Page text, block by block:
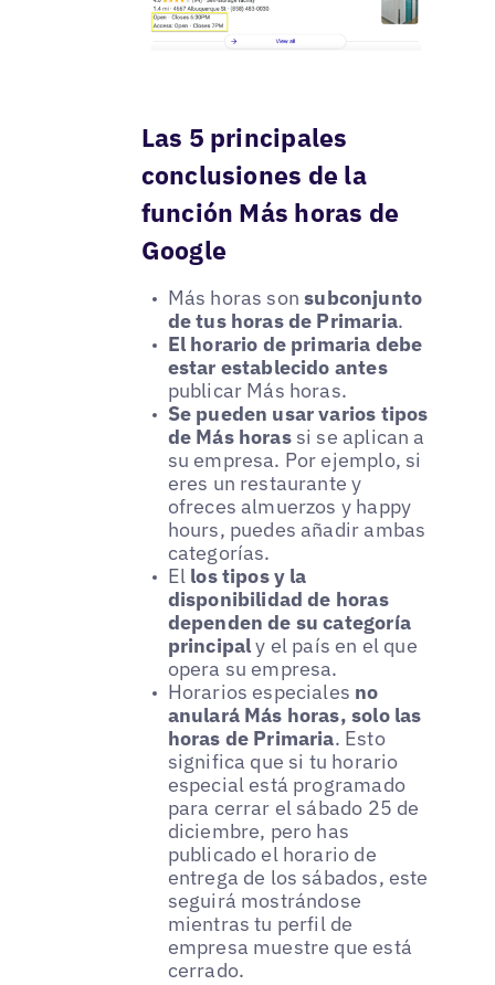
Las 5 principales
conclusiones de la
función Más horas de
Google
Más horas sonsubconjunto
de tus horas de Primaria.
El horario de primaria debe
estar establecido antes
publicar Más horas.
Se pueden usar varios tipos
de Más horas si se aplican a
su empresa. Por ejemplo, si
eres un restaurante y
ofreces almuerzos y happy
hours, puedes añadir ambas
categorías.
El los tipos y la
disponibilidad de horas
dependen de su categoría
principaly el país en el que
opera su empresa.
Horarios especiales no
anulará Más horas, solo las
horas de Primaria. Esto
significa que si tu horario
especial está programado
para cerrar el sábado 25 de
diciembre, pero has
publicado el horario de
entrega de los sábados, este
seguirá mostrándose
mientras tu perfil de
empresa muestre que está
cerrado.